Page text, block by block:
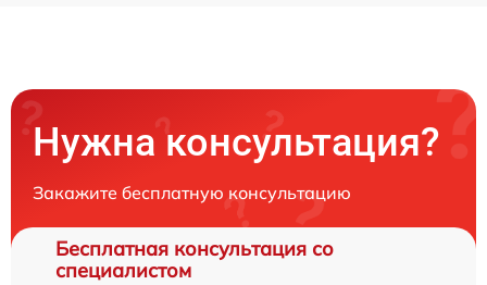
Нужна консультация?
Закажите бесплатную консультацию
Бесплатная консультация со
специалистом